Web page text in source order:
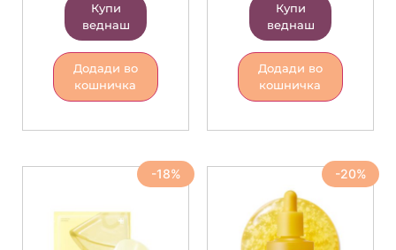
Купи
веднаш
Додади во
кошничка
Купи
веднаш
Додади во
кошничка
-18% -20%